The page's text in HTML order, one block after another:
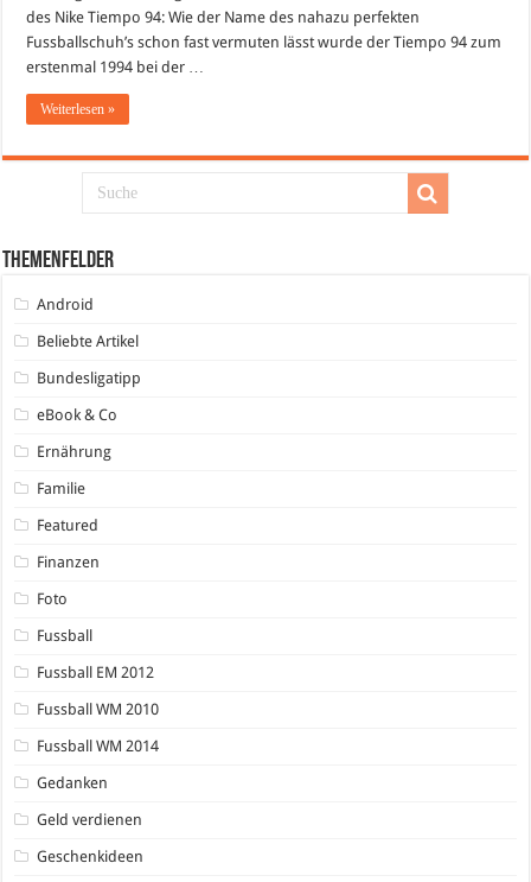
des Nike Tiempo 94: Wie der Name des nahazu perfekten
Fussballschuh’s schon fast vermuten lässt wurde der Tiempo 94 zum
erstenmal 1994 bei der …
Weiterlesen »
Themenfelder
Android
Beliebte Artikel
Bundesligatipp
eBook & Co
Ernährung
Familie
Featured
Finanzen
Foto
Fussball
Fussball EM 2012
Fussball WM 2010
Fussball WM 2014
Gedanken
Geld verdienen
Geschenkideen